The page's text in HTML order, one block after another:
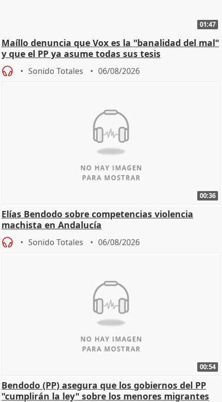
01:47
Maíllo denuncia que Vox es la "banalidad del mal"
y que el PP ya asume todas sus tesis
Sonido Totales 06/08/2026
00:36
Elías Bendodo sobre competencias violencia
machista en Andalucía
Sonido Totales 06/08/2026
00:54
Bendodo (PP) asegura que los gobiernos del PP
"cumplirán la ley" sobre los menores migrantes